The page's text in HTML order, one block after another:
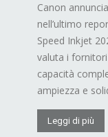
Canon
nell’ultimo
Speed Inkjet
valuta i
capacità
ampiezza e
Leggi di più